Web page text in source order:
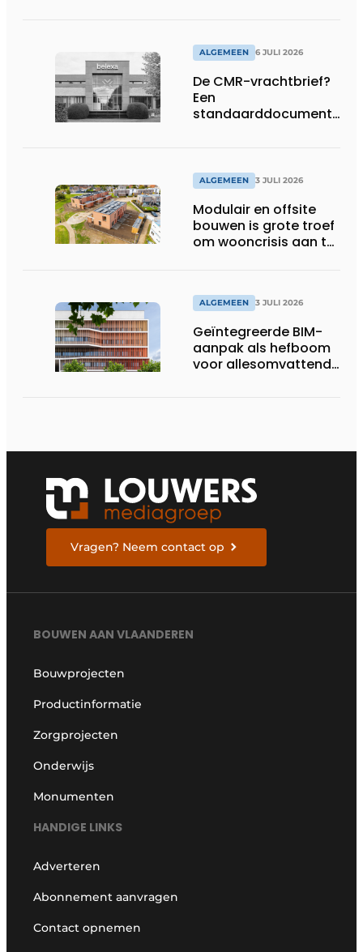
ALGEMEEN 6 JULI 2026
De CMR-vrachtbrief?
Een
standaarddocument
ALGEMEEN 3 JULI 2026
Modulair en offsite
bouwen is grote troef
om wooncrisis aan te
ALGEMEEN 3 JULI 2026
Geïntegreerde BIM-
aanpak als hefboom
voor allesomvattende
Vragen? Neem contact op
BOUWEN AAN VLAANDEREN
Bouwprojecten
Productinformatie
Zorgprojecten
Onderwijs
Monumenten
HANDIGE LINKS
Adverteren
Abonnement aanvragen
Contact opnemen